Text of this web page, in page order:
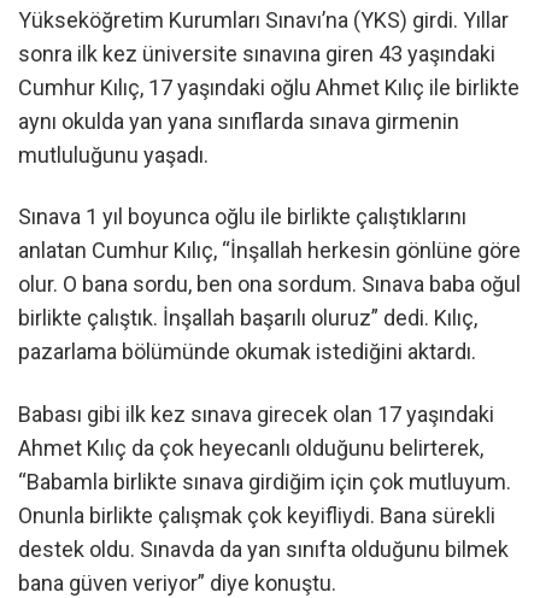
Yükseköğretim Kurumları Sınavı’na (YKS) girdi. Yıllar
sonra ilk kez üniversite sınavına giren 43 yaşındaki
Cumhur Kılıç, 17 yaşındaki oğlu Ahmet Kılıç ile birlikte
aynı okulda yan yana sınıflarda sınava girmenin
mutluluğunu yaşadı.
Sınava 1 yıl boyunca oğlu ile birlikte çalıştıklarını
anlatan Cumhur Kılıç, “İnşallah herkesin gönlüne göre
olur. O bana sordu, ben ona sordum. Sınava baba oğul
birlikte çalıştık. İnşallah başarılı oluruz” dedi. Kılıç,
pazarlama bölümünde okumak istediğini aktardı.
Babası gibi ilk kez sınava girecek olan 17 yaşındaki
Ahmet Kılıç da çok heyecanlı olduğunu belirterek,
“Babamla birlikte sınava girdiğim için çok mutluyum.
Onunla birlikte çalışmak çok keyifliydi. Bana sürekli
destek oldu. Sınavda da yan sınıfta olduğunu bilmek
bana güven veriyor” diye konuştu.